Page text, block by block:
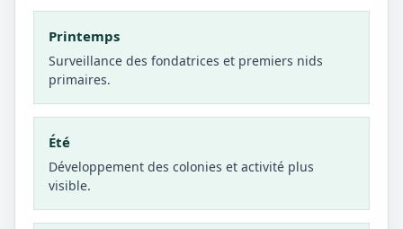
Printemps
Surveillance des fondatrices et premiers nids
primaires.
Été
Développement des colonies et activité plus
visible.